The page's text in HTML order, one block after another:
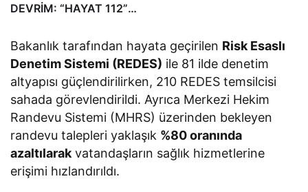
DEVRİM: “HAYAT 112”
HİZMETTE
Bakanlık tarafından hayata geçirilen Risk Esaslı
Denetim Sistemi (REDES) ile 81 ilde denetim
altyapısı güçlendirilirken, 210 REDES temsilcisi
sahada görevlendirildi. Ayrıca Merkezi Hekim
Randevu Sistemi (MHRS) üzerinden bekleyen
randevu talepleri yaklaşık %80 oranında
azaltılarak vatandaşların sağlık hizmetlerine
erişimi hızlandırıldı.